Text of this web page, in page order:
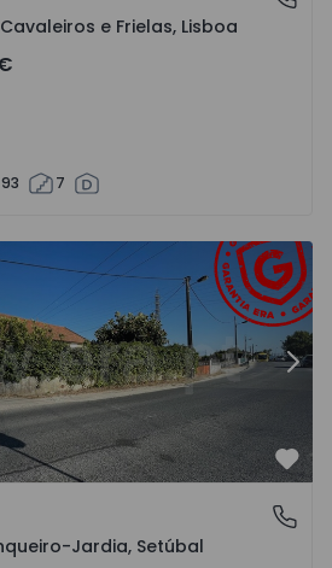
e Frielas, Lisboa
93 7
e Alto Estanqueiro-Jardia -
Jardia, Setúbal
Jardia, Setúbal